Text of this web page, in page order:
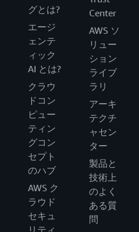
グとは?
エージ
ェンテ
ィック
AI とは?
クラウ
ドコン
ピュー
ティン
グコン
セプト
のハブ
AWS ク
ラウド
セキュ
リティ
Center
AWS ソ
リュー
ション
ライブ
ラリ
アーキ
テクチ
ャセン
ター
製品と
技術上
のよく
ある質
問